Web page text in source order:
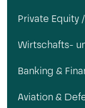
Private Equity
Wirtschafts-
Banking &
Aviation &